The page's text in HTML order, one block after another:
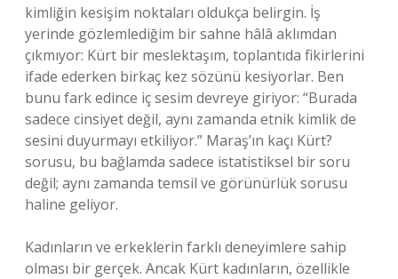
kimliğin kesişim noktaları oldukça belirgin. İş
yerinde gözlemlediğim bir sahne hâlâ aklımdan
çıkmıyor: Kürt bir meslektaşım, toplantıda fikirlerini
ifade ederken birkaç kez sözünü kesiyorlar. Ben
bunu fark edince iç sesim devreye giriyor: “Burada
sadece cinsiyet değil, aynı zamanda etnik kimlik de
sesini duyurmayı etkiliyor.” Maraş’ın kaçı Kürt?
sorusu, bu bağlamda sadece istatistiksel bir soru
değil; aynı zamanda temsil ve görünürlük sorusu
haline geliyor.
Kadınların ve erkeklerin farklı deneyimlere sahip
olması bir gerçek. Ancak Kürt kadınların, özellikle